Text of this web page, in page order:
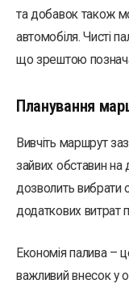
та добавок також
автомобіля. Чисті
що зрештою
Планування
Вивчіть маршрут
зайвих обставин на
дозволить вибрати
додаткових витрат
Економія палива –
важливий внесок у